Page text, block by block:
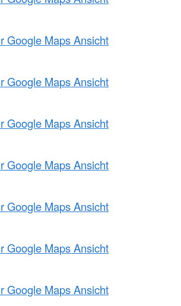
Google Maps Ansicht
Google Maps Ansicht
Google Maps Ansicht
Google Maps Ansicht
Google Maps Ansicht
Google Maps Ansicht
Google Maps Ansicht